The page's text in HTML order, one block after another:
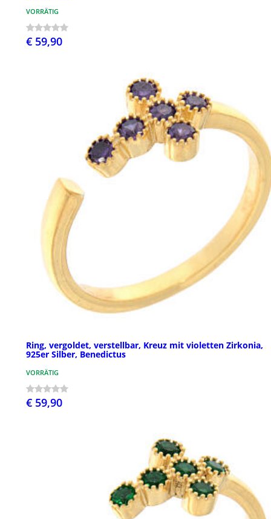
VORRÄTIG
€ 59,90
Ring, vergoldet, verstellbar, Kreuz mit violetten Zirkonia,
925er Silber, Benedictus
VORRÄTIG
€ 59,90